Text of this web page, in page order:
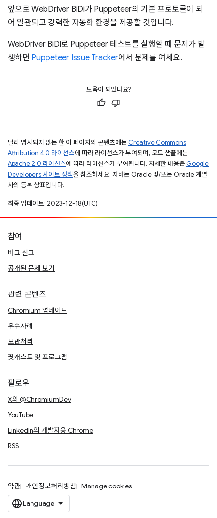
앞으로 WebDriver BiDi가 Puppeteer의 기본 프로토콜이 되
어 일관되고 강력한 자동화 환경을 제공할 것입니다.
WebDriver BiDi로 Puppeteer 테스트를 실행할 때 문제가 발
생하면 Puppeteer Issue Tracker에서 문제를 여세요.
도움이 되었나요?
달리 명시되지 않는 한 이 페이지의 콘텐츠에는 Creative Commons
Attribution 4.0 라이선스에 따라 라이선스가 부여되며, 코드 샘플에는
Apache 2.0 라이선스에 따라 라이선스가 부여됩니다. 자세한 내용은 Google
Developers 사이트 정책을 참조하세요. 자바는 Oracle 및/또는 Oracle 계열
사의 등록 상표입니다.
최종 업데이트: 2023-12-18(UTC)
참여
버그 신고
공개된 문제 보기
관련 콘텐츠
Chromium 업데이트
우수사례
보관처리
팟캐스트 및 프로그램
팔로우
X의 @ChromiumDev
YouTube
LinkedIn의 개발자용 Chrome
RSS
약관 개인정보처리방침 Manage cookies